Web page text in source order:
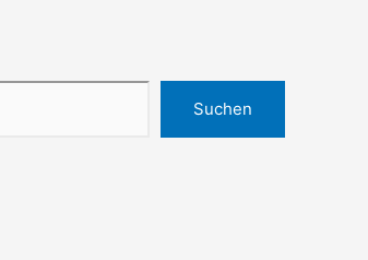
Suchen